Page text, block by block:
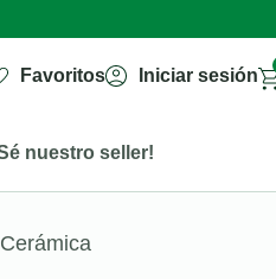
Favoritos Iniciar sesión
nuestro seller!